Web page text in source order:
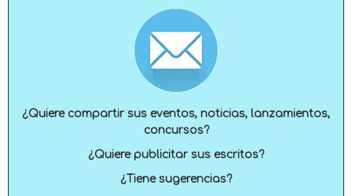
¿Quiere compartir sus eventos, noticias, lanzamientos,
concursos?
¿Quiere publicitar sus escritos?
¿Tiene sugerencias?